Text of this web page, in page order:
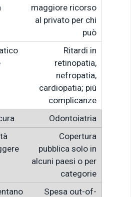
maggiore ricorso
al privato per chi
può
Ritardi in
retinopatia,
nefropatia,
cardiopatia; più
complicanze
Odontoiatria
Copertura
pubblica solo in
alcuni paesi o per
categorie
Spesa out-of-